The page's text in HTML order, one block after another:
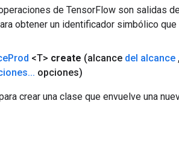
de TensorFlow son salidas
obtener un identificador simbólico
Prod <T> create (alcance del alcance
... opciones)
crear una clase que envuelve una